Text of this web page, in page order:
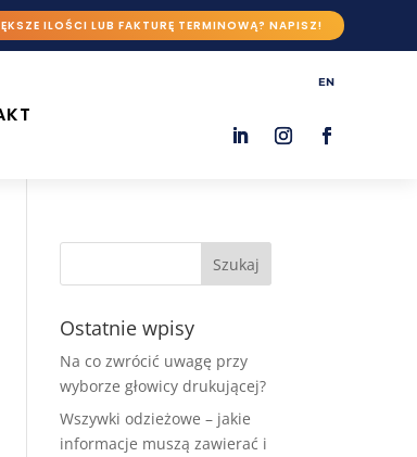
ILOŚCI LUB FAKTURĘ TERMINOWĄ? NAPISZ!
EN
Ostatnie wpisy
Na co zwrócić uwagę przy
wyborze głowicy drukującej?
Wszywki odzieżowe – jakie
informacje muszą zawierać i